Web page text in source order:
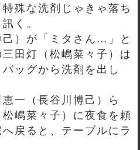
殊な洗剤じゃきゃ落ち
く。
）が「ミタさん…」と
田灯（松嶋菜々子）は
ッグから洗剤を出し
一（長谷川博己）ら
嶋菜々子）に夜食を頼
戻ると、テーブルにラ